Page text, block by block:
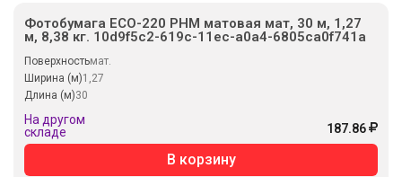
Фотобумага ECO-220 PHM матовая мат, 30 м, 1,27
м, 8,38 кг. 10d9f5c2-619c-11ec-a0a4-6805ca0f741a
Поверхностьмат.
Ширина (м)1,27
Длина (м)30
На другом
складе
187.86
В корзину